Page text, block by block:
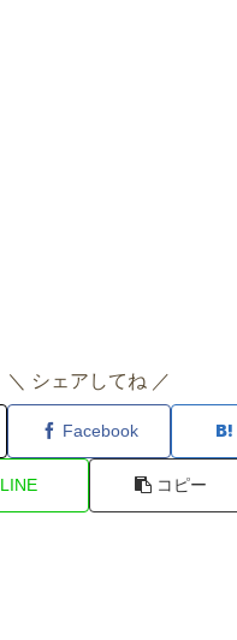
＼ シェアしてね ／
Facebook
LINE コピー